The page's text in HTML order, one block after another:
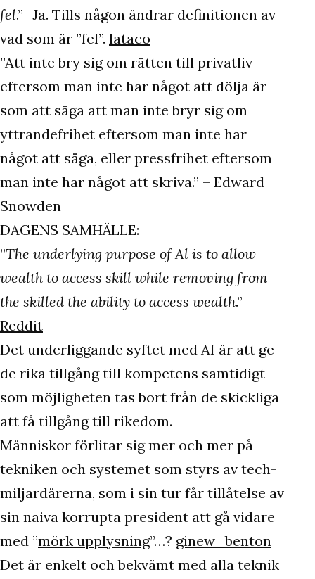
fel.” -Ja. Tills någon ändrar definitionen av
vad som är ”fel”. lataco
”Att inte bry sig om rätten till privatliv
eftersom man inte har något att dölja är
som att säga att man inte bryr sig om
yttrandefrihet eftersom man inte har
något att säga, eller pressfrihet eftersom
man inte har något att skriva.” – Edward
Snowden
DAGENS SAMHÄLLE:
”The underlying purpose of Al is to allow
wealth to access skill while removing from
the skilled the ability to access wealth.”
Reddit
Det underliggande syftet med AI är att ge
de rika tillgång till kompetens samtidigt
som möjligheten tas bort från de skickliga
att få tillgång till rikedom.
Människor förlitar sig mer och mer på
tekniken och systemet som styrs av tech-
miljardärerna, som i sin tur får tillåtelse av
sin naiva korrupta president att gå vidare
med ”mörk upplysning”…? ginew_benton
Det är enkelt och bekvämt med alla teknik